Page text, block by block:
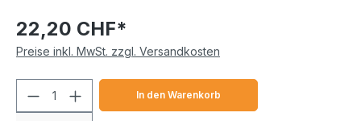
22,20 CHF*
Preise inkl. MwSt. zzgl. Versandkosten
Produkt Anzahl: Gib den
In den Warenkorb